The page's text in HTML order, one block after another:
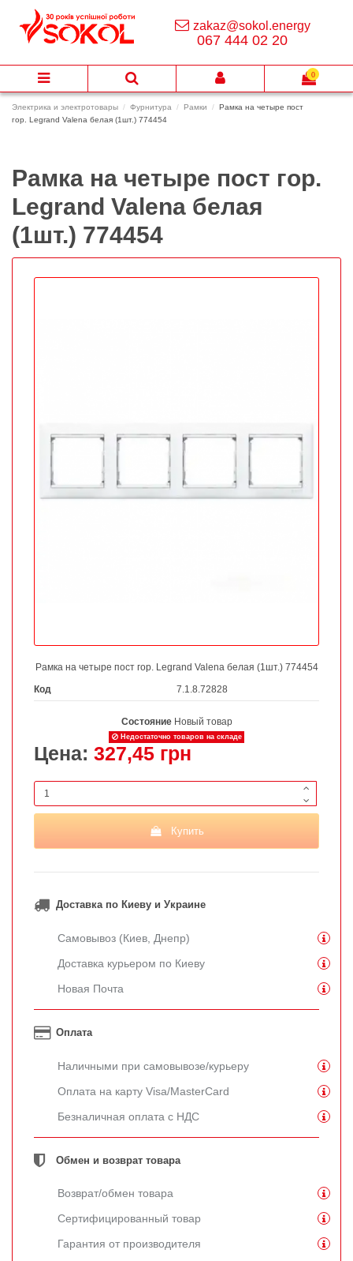
Электрика и электротовары Фурнитура Рамки
Рамка на четыре пост
гор. Legrand Valena белая (1шт.) 774454
Рамка на четыре пост гор.
Legrand Valena белая
(1шт.) 774454
Рамка на четыре пост гор. Legrand Valena белая (1шт.) 774454
Код
7.1.8.72828
Состояние Новый товар
Недостаточно товаров на складе
Цена: 327,45 грн
Купить
Доставка по Киеву и Украине
Самовывоз (Киев, Днепр)
Доставка курьером по Киеву
Новая Почта
Оплата
Наличными при самовывозе/курьеру
Оплата на карту Visa/MasterCard
Безналичная оплата с НДС
Обмен и возврат товара
Возврат/обмен товара
Сертифицированный товар
Гарантия от производителя
zakaz@sokol.energy
067 444 02 20
0